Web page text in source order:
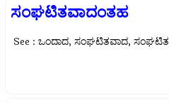
ಸಂಘಟಿತವಾದಂತಹ
See : ಒಂದಾದ, ಸಂಘಟಿತವಾದ, ಸಂಘಟಿತ